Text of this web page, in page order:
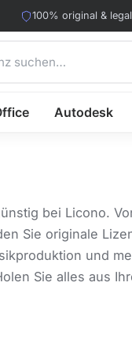
100% original & legal
Autodesk
bei Licono.
Sie originale
und
Sie alles aus